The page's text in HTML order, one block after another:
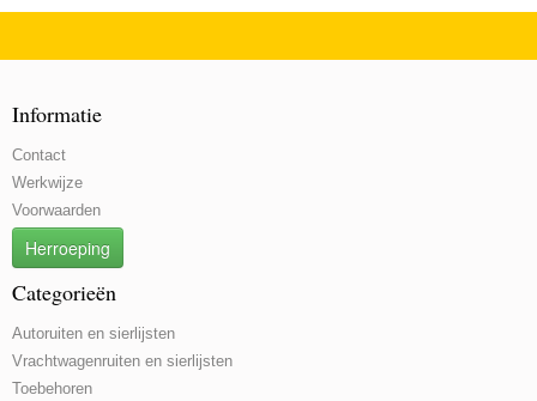
Informatie
Contact
Werkwijze
Voorwaarden
Herroeping
Categorieën
Autoruiten en sierlijsten
Vrachtwagenruiten en sierlijsten
Toebehoren